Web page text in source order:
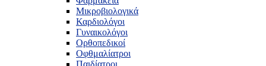
Μικροβιολογικά
Καρδιολόγοι
Γυναικολόγοι
Ορθοπεδικοί
Οφθμαλίατροι